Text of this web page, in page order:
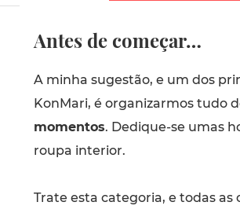
Antes de começar…
A minha sugestão, e um dos
KonMari, é organizarmos tudo
momentos. Dedique-se umas
roupa interior.
Trate esta categoria, e todas as